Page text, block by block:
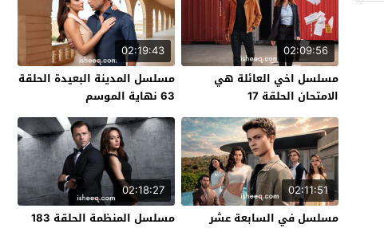
02:09:56
مسلسل اخي العائلة هي
الامتحان الحلقة 17
02:19:43
مسلسل المدينة البعيدة الحلقة
63 نهاية الموسم
02:11:51
مسلسل في السابعة عشر
02:18:27
مسلسل المنظمة الحلقة 183